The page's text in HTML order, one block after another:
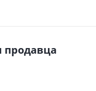
продавца